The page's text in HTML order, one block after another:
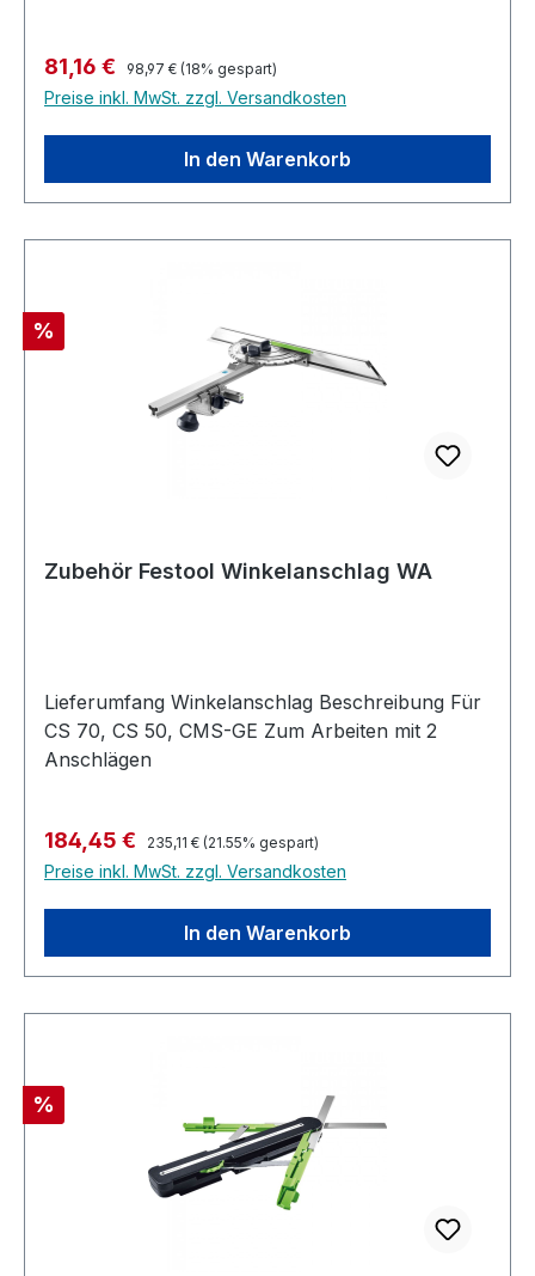
KS
Verkaufspreis:
81,16 € Regulärer Preis:
98,97 € (18% gespart)
Preise inkl. MwSt. zzgl. Versandkosten
In den Warenkorb
Rabatt
%
Zubehör Festool Winkelanschlag WA
Lieferumfang Winkelanschlag Beschreibung Für
CS 70, CS 50, CMS-GE Zum Arbeiten mit 2
Anschlägen
Verkaufspreis:
184,45 € Regulärer Preis:
235,11 € (21.55% gespart)
Preise inkl. MwSt. zzgl. Versandkosten
In den Warenkorb
Rabatt
%